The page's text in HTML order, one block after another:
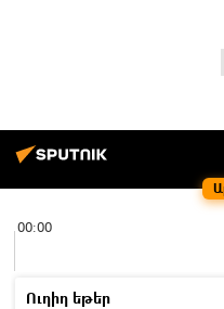
00:00
Ուղիղ եթեր